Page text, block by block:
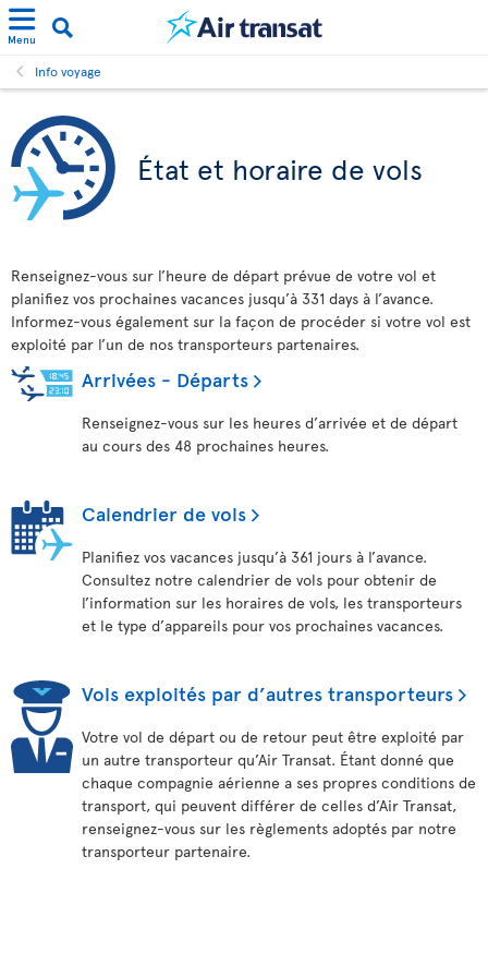
Menu
Info voyage
État et horaire de vols
Renseignez-vous sur l’heure de départ prévue de votre vol et
planifiez vos prochaines vacances jusqu’à 331 days à l’avance.
Informez-vous également sur la façon de procéder si votre vol est
exploité par l’un de nos transporteurs partenaires.
Arrivées - Départs
Renseignez-vous sur les heures d’arrivée et de départ
au cours des 48 prochaines heures.
Calendrier de vols
Planifiez vos vacances jusqu’à 361 jours à l’avance.
Consultez notre calendrier de vols pour obtenir de
l’information sur les horaires de vols, les transporteurs
et le type d’appareils pour vos prochaines vacances.
Vols exploités par d’autres transporteurs
Votre vol de départ ou de retour peut être exploité par
un autre transporteur qu’Air Transat. Étant donné que
chaque compagnie aérienne a ses propres conditions de
transport, qui peuvent différer de celles d’Air Transat,
renseignez-vous sur les règlements adoptés par notre
transporteur partenaire.